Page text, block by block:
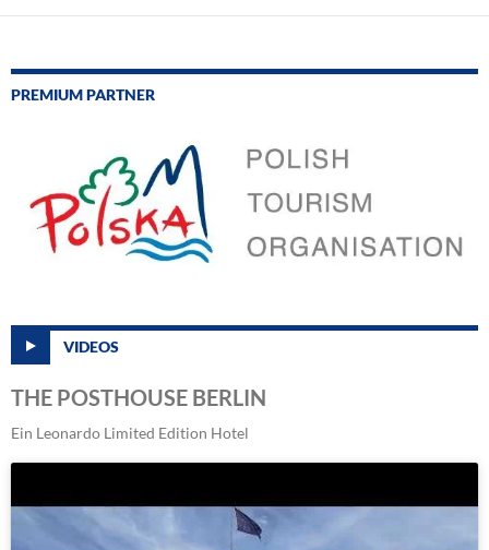
PREMIUM PARTNER
VIDEOS
THE POSTHOUSE BERLIN
Ein Leonardo Limited Edition Hotel